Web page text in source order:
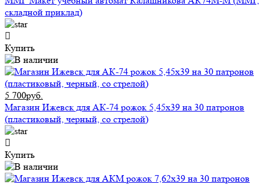
складной приклад)
Купить
5 700руб.
Магазин Ижевск для АК-74 рожок 5,45x39 на 30 патронов
(пластиковый, черный, со стрелой)
Купить